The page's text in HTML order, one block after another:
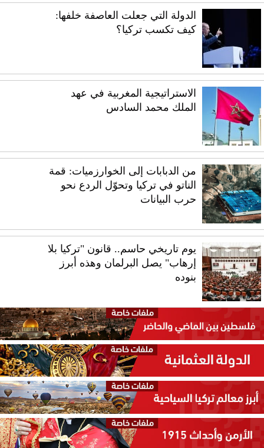
الدولة التي جعلت العاصفة خلفها:
كيف تكسب تركيا؟
الاستراتيجية المغربية في عهد
الملك محمد السادس
من الدبابات إلى الخوارزميات: قمة
الناتو في تركيا وتحوّل الردع نحو
حرب البيانات
يوم تاريخي حاسم.. قانون "تركيا بلا
إرهاب" يصل البرلمان وهذه أبرز
بنوده